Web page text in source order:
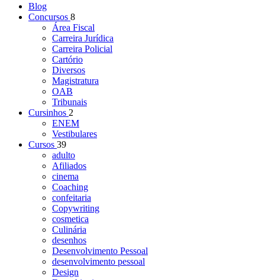
Blog
Concursos 8
Área Fiscal
Carreira Jurídica
Carreira Policial
Cartório
Diversos
Magistratura
OAB
Tribunais
Cursinhos 2
ENEM
Vestibulares
Cursos 39
adulto
Afiliados
cinema
Coaching
confeitaria
Copywriting
cosmetica
Culinária
desenhos
Desenvolvimento Pessoal
desenvolvimento pessoal
Design